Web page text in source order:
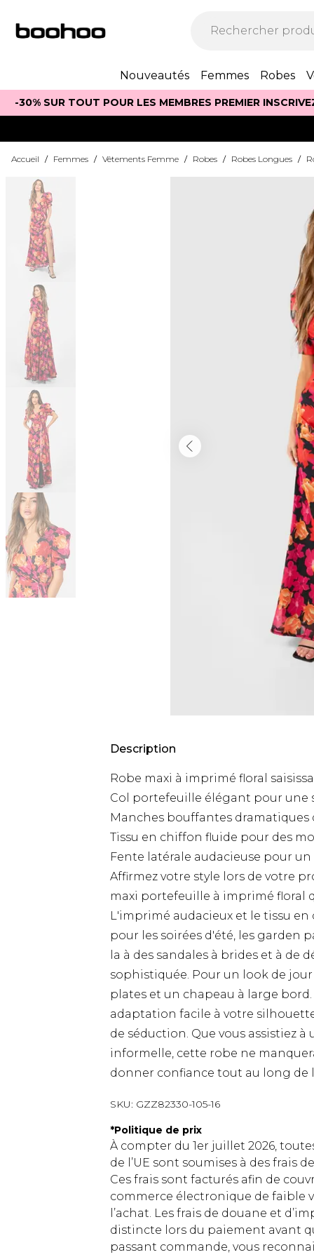
Nouveautés Femmes Robes
-30% SUR TOUT POUR LES MEMBRES PREMIER
Accueil / Femmes / Vêtements Femme / Robes / Robes Longues /
Description
Robe maxi à imprimé floral
Col portefeuille élégant pour une
Manches bouffantes
Tissu en chiffon fluide pour des
Fente latérale audacieuse pour
Affirmez votre style lors de votre
maxi portefeuille à imprimé floral
L'imprimé audacieux et le tissu
pour les soirées d'été, les garden
la à des sandales à brides et à de
sophistiquée. Pour un look de
plates et un chapeau à large
adaptation facile à votre
de séduction. Que vous assistiez
informelle, cette robe ne
donner confiance tout au long de
SKU: GZZ82330-105-16
*Politique de prix
À compter du 1er juillet 2026,
de l’UE sont soumises à des frais
Ces frais sont facturés afin de
commerce électronique de faible
l’achat. Les frais de douane et
distincte lors du paiement avant
passant commande, vous